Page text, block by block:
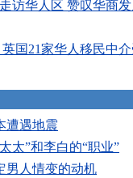
访华人区 赞叹华商发
国21家华人移民中介
遭遇地震
太”和李白的“职业”
男人情变的动机